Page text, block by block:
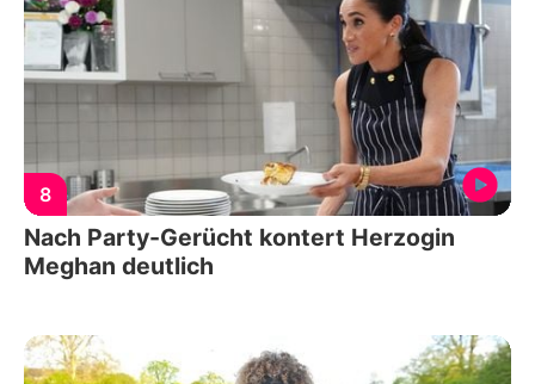
8
Nach Party-Gerücht kontert Herzogin
Meghan deutlich